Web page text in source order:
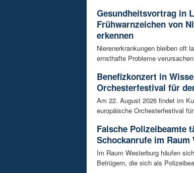
Gesundheitsvortrag in
Frühwarnzeichen von
erkennen
Nierenerkrankungen bleiben oft
ernsthafte Probleme
Benefizkonzert in
Orchesterfestival für
Am 22. August 2026 findet im
europäische Orchesterfestival
Falsche Polizeibeamte
Schockanrufe im
Im Raum Westerburg häufen
Betrügern, die sich als